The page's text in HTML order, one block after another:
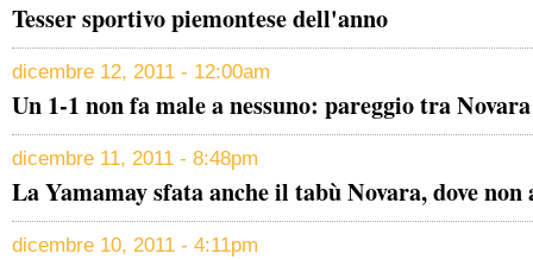
Tesser sportivo piemontese dell'anno
dicembre 12, 2011 - 12:00am
Un 1-1 non fa male a nessuno: pareggio tra
dicembre 11, 2011 - 8:48pm
La Yamamay sfata anche il tabù Novara, dove non
dicembre 10, 2011 - 4:11pm